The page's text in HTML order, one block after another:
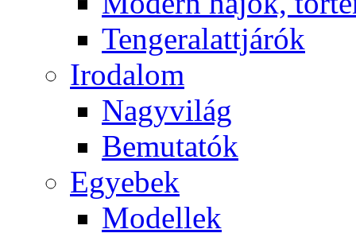
Tengeralattjárók
Irodalom
Nagyvilág
Bemutatók
Egyebek
Modellek